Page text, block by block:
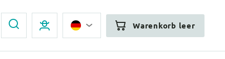
Warenkorb leer